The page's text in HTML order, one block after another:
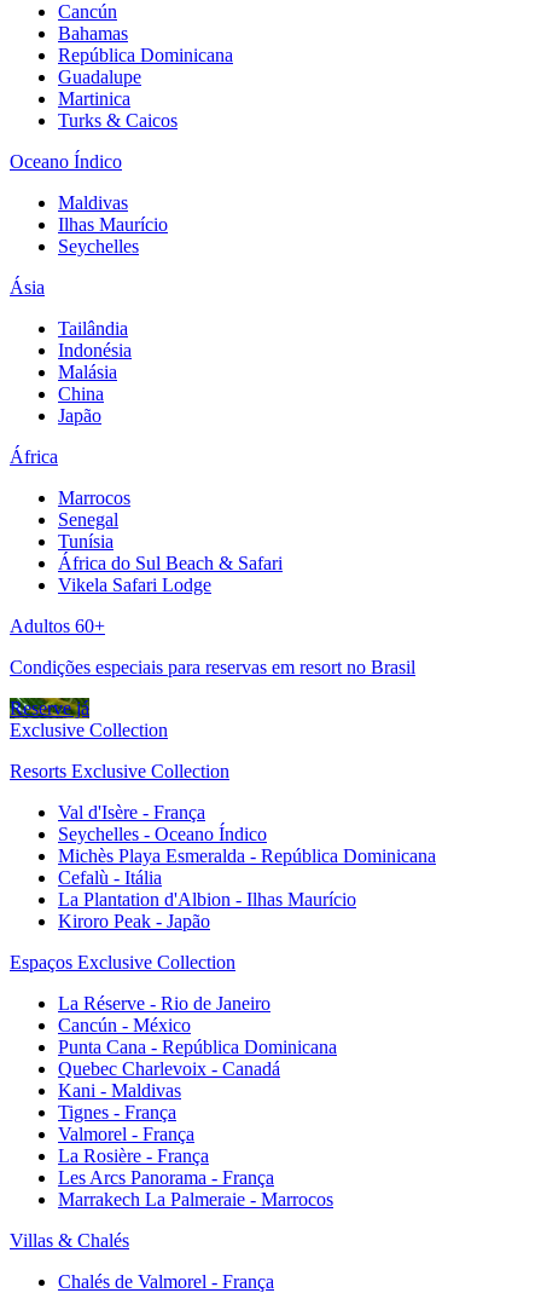
Cancún
Bahamas
República Dominicana
Guadalupe
Martinica
Turks & Caicos
Oceano Índico
Maldivas
Ilhas Maurício
Seychelles
Ásia
Tailândia
Indonésia
Malásia
China
Japão
África
Marrocos
Senegal
Tunísia
África do Sul Beach & Safari
Vikela Safari Lodge
Adultos 60+
Condições especiais para reservas em resort no Brasil
Reserve já
Exclusive Collection
Resorts Exclusive Collection
Val d'Isère - França
Seychelles - Oceano Índico
Michès Playa Esmeralda - República Dominicana
Cefalù - Itália
La Plantation d'Albion - Ilhas Maurício
Kiroro Peak - Japão
Espaços Exclusive Collection
La Réserve - Rio de Janeiro
Cancún - México
Punta Cana - República Dominicana
Quebec Charlevoix - Canadá
Kani - Maldivas
Tignes - França
Valmorel - França
La Rosière - França
Les Arcs Panorama - França
Marrakech La Palmeraie - Marrocos
Villas & Chalés
Chalés de Valmorel - França